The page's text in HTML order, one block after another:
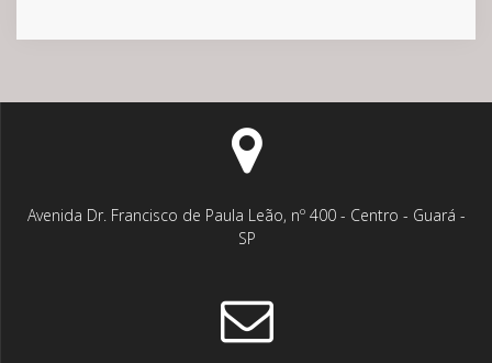
Avenida Dr. Francisco de Paula Leão, nº 400 - Centro - Guará -
SP